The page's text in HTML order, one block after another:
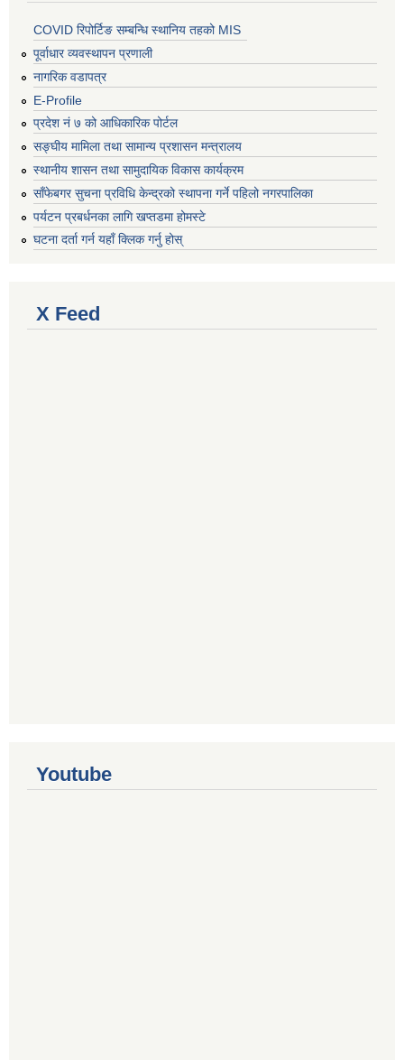
COVID रिपोर्टिङ सम्बन्धि स्थानिय तहको MIS
पूर्वाधार व्यवस्थापन प्रणाली
नागरिक वडापत्र
E-Profile
प्रदेश नं ७ को आधिकारिक पोर्टल
सङ्घीय मामिला तथा सामान्य प्रशासन मन्त्रालय
स्थानीय शासन तथा सामुदायिक विकास कार्यक्रम
साँफेबगर सुचना प्रविधि केन्द्रको स्थापना गर्ने पहिलो नगरपालिका
पर्यटन प्रबर्धनका लागि खप्तडमा होमस्टे
घटना दर्ता गर्न यहाँ क्लिक गर्नु होस्
X Feed
Youtube